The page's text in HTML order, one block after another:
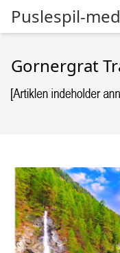
Puslespil-
Gornergrat